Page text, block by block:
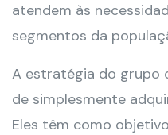
atendem às
segmentos da
A estratégia do grupo
de simplesmente
Eles têm como